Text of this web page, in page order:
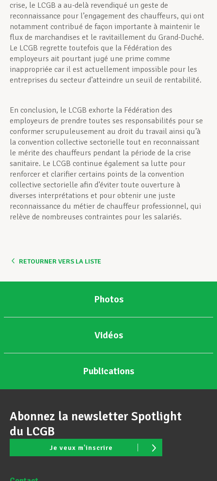
crise, le LCGB a au-delà revendiqué un geste de
reconnaissance pour l’engagement des chauffeurs, qui ont
notamment contribué de façon importante à maintenir le
flux de marchandises et le ravitaillement du Grand-Duché.
Le LCGB regrette toutefois que la Fédération des
employeurs ait pourtant jugé une prime comme
inappropriée car il est actuellement impossible pour les
entreprises du secteur d’atteindre un seuil de rentabilité.
En conclusion, le LCGB exhorte la Fédération des
employeurs de prendre toutes ses responsabilités pour se
conformer scrupuleusement au droit du travail ainsi qu’à
la convention collective sectorielle tout en reconnaissant
le mérite des chauffeurs pendant la période de la crise
sanitaire. Le LCGB continue également sa lutte pour
renforcer et clarifier certains points de la convention
collective sectorielle afin d’éviter toute ouverture à
diverses interprétations et pour obtenir une juste
reconnaissance du métier de chauffeur professionnel, qui
relève de nombreuses contraintes pour les salariés.
RETOURNER VERS LA LISTE
Photos
Vidéos
Publications
Abonnez la newsletter Spotlight
du LCGB
Je veux m'inscrire